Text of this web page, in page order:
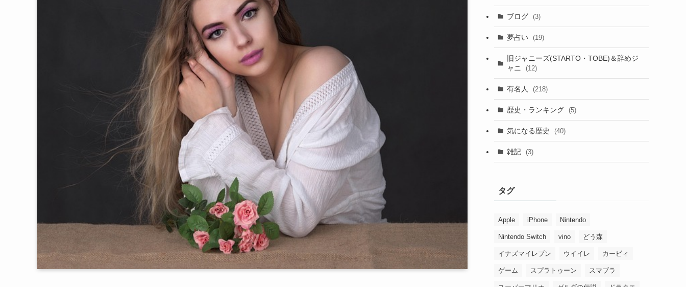
ブログ (3)
夢占い (19)
旧ジャニーズ(STARTO・TOBE)＆辞めジ
ャニ
(12)
有名人 (218)
歴史・ランキング (5)
気になる歴史 (40)
雑記 (3)
タグ
Apple iPhone Nintendo
Nintendo Switch vino どう森
イナズマイレブン ウイイレ カービィ
ゲーム スプラトゥーン スマブラ